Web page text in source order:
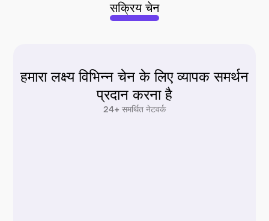
सक्रिय चेन
हमारा लक्ष्य विभिन्न चेन के लिए व्यापक समर्थन
प्रदान करना है
24+ समर्थित नेटवर्क